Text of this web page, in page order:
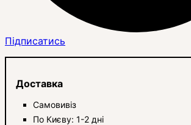
Підписатись
Доставка
Самовивіз
По Києву: 1-2 дні